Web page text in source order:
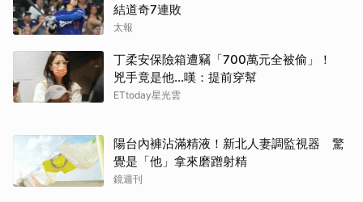
結道奇7連敗
太報
丁柔安保險箱遭竊「700萬元全被偷」！
兇手竟是他...嘆：提前穿幫
ETtoday星光雲
陽台內褲沾滿精液！新北人妻調監視器 驚
覺是「他」拿來磨蹭射精
鏡週刊